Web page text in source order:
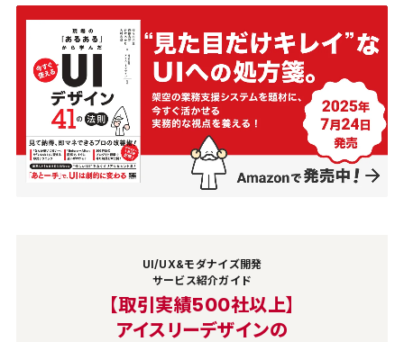
UI/UX&モダナイズ開発
サービス紹介ガイド
【取引実績500社以上】
アイスリーデザインの